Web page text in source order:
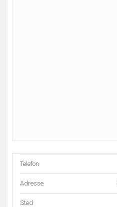
Telefon
Adresse
Sted